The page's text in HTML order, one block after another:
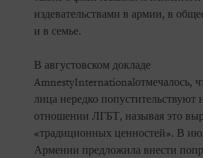
издевательствами в армии, в
и в семье.
В августовском докладе
AmnestyInternationalотмечалось,
лица нередко попустительствуют
отношении ЛГБТ, называя это
«традиционных ценностей». В
Армении предложила внести